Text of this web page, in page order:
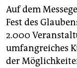
Auf dem
Fest des
2.000
umfangreiches
der